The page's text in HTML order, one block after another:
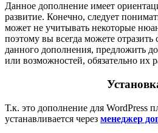
Данное дополнение имеет
развитие. Конечно, следует
может не учитывать некоторые
поэтому вы всегда можете
данного дополнения, предложить
или возможностей, обязательно их
Т.к. это дополнение для WordPress
устанавливается через менеджер